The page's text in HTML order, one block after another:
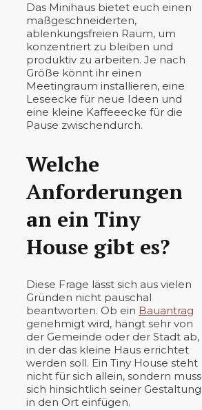
Das Minihaus bietet euch einen
maßgeschneiderten,
ablenkungsfreien Raum, um
konzentriert zu bleiben und
produktiv zu arbeiten. Je nach
Größe könnt ihr einen
Meetingraum installieren, eine
Leseecke für neue Ideen und
eine kleine Kaffeeecke für die
Pause zwischendurch.
Welche
Anforderungen
an ein Tiny
House gibt es?
Diese Frage lässt sich aus vielen
Gründen nicht pauschal
beantworten. Ob ein Bauantrag
genehmigt wird, hängt sehr von
der Gemeinde oder der Stadt ab,
in der das kleine Haus errichtet
werden soll. Ein Tiny House steht
nicht für sich allein, sondern muss
sich hinsichtlich seiner Gestaltung
in den Ort einfügen.